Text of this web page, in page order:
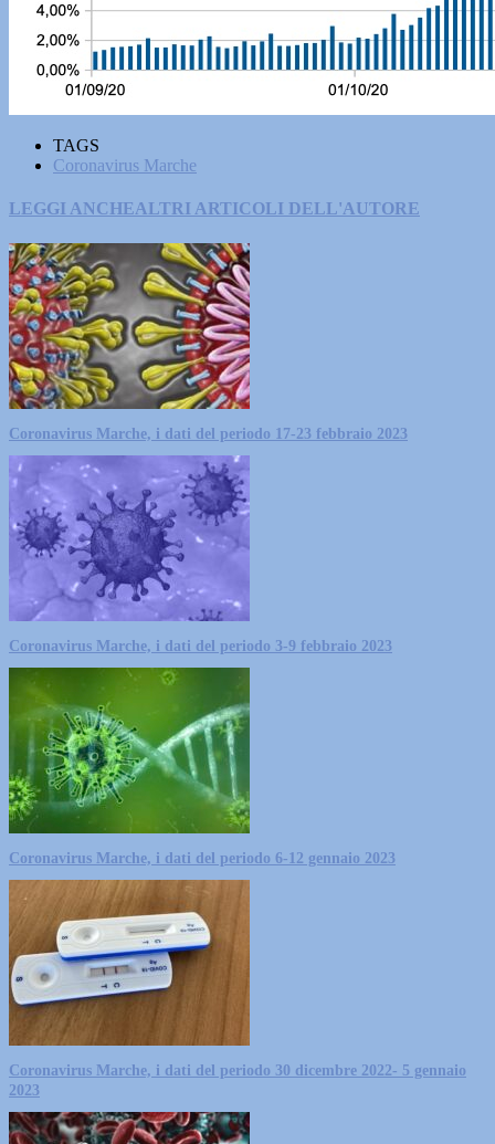
TAGS
Coronavirus Marche
LEGGI ANCHEALTRI ARTICOLI DELL'AUTORE
Coronavirus Marche, i dati del periodo 17-23 febbraio 2023
Coronavirus Marche, i dati del periodo 3-9 febbraio 2023
Coronavirus Marche, i dati del periodo 6-12 gennaio 2023
Coronavirus Marche, i dati del periodo 30 dicembre 2022- 5 gennaio
2023